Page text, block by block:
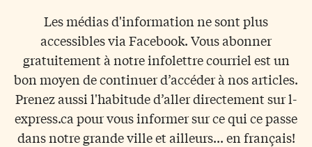
Les médias d'information ne sont plus
accessibles via Facebook. Vous abonner
gratuitement à notre infolettre courriel est un
bon moyen de continuer d’accéder à nos articles.
Prenez aussi l'habitude d’aller directement sur l-
express.ca pour vous informer sur ce qui ce passe
dans notre grande ville et ailleurs... en français!